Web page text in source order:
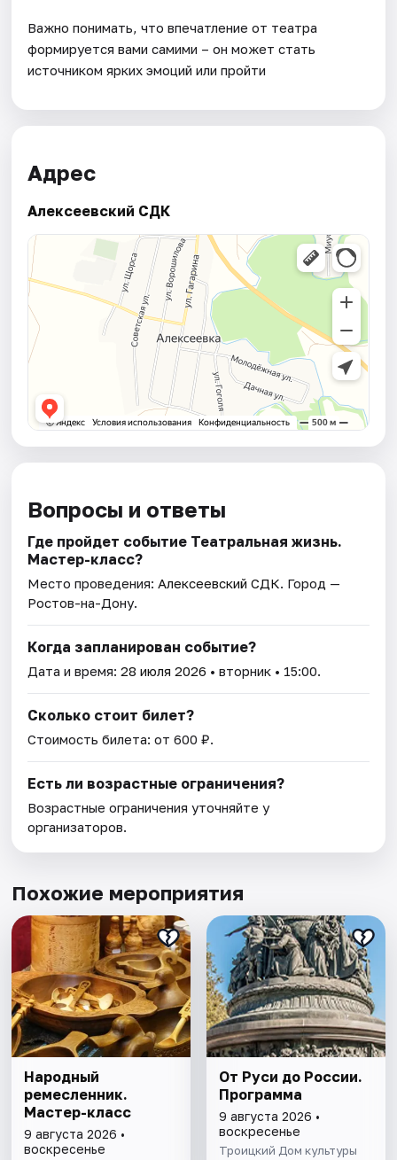
Важно понимать, что впечатление от театра
формируется вами самими – он может стать
источником ярких эмоций или пройти
Адрес
Алексеевский СДК
Вопросы и ответы
Где пройдет событие Театральная жизнь.
Мастер-класс?
Место проведения:Алексеевский СДК. Город —
Ростов-на-Дону.
Когда запланирован событие?
Дата и время:28 июля 2026 • вторник • 15:00.
Сколько стоит билет?
Стоимость билета: от 600 ₽.
Есть ли возрастные ограничения?
Возрастные ограничения уточняйте у
организаторов.
Похожие мероприятия
Народный
ремесленник.
Мастер-класс
9 августа 2026 •
воскресенье
От Руси до России.
Программа
9 августа 2026 •
воскресенье
Троицкий Дом культуры